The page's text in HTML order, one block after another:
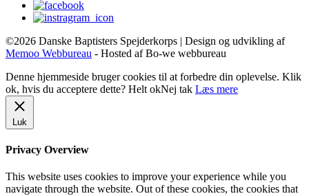
©2026 Danske Baptisters Spejderkorps | Design og udvikling af
Memoo Webbureau - Hosted af Bo-we webbureau
Denne hjemmeside bruger cookies til at forbedre din oplevelse. Klik
ok, hvis du acceptere dette? Helt okNej tak Læs mere
Luk
Privacy Overview
This website uses cookies to improve your experience while you
navigate through the website. Out of these cookies, the cookies that